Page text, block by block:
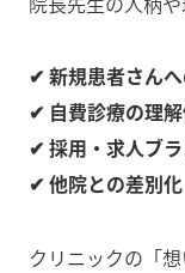
✔ 新規患者さん
✔ 自費診療の理
✔ 採用・求人ブ
✔ 他院との差別化
クリニックの「